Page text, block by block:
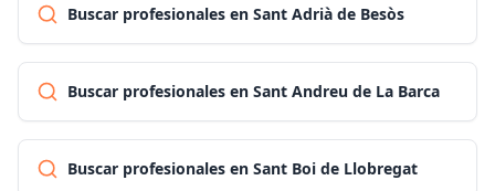
Buscar profesionales en Sant Adrià de Besòs
Buscar profesionales en Sant Andreu de La Barca
Buscar profesionales en Sant Boi de Llobregat